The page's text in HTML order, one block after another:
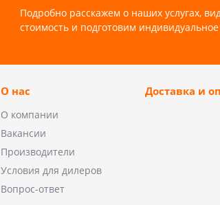
Подробно расскажем о наших услугах,
стоимость и подготовим
О нас
О компании
Вакансии
Производители
Условия для дилеров
Вопрос-ответ
Доставка и